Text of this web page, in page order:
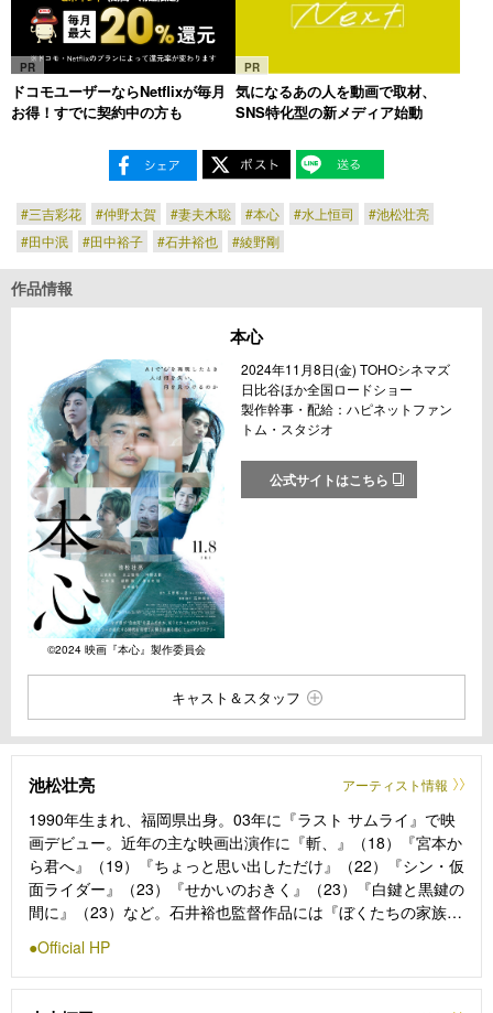
PR
ドコモユーザーならNetflixが毎月
お得！すでに契約中の方も
PR
気になるあの人を動画で取材、
SNS特化型の新メディア始動
#三吉彩花 #仲野太賀 #妻夫木聡 #本心 #水上恒司
#池松壮亮
#田中泯
#田中裕子 #石井裕也 #綾野剛
作品情報
本心
©︎2024 映画『本心』製作委員会
2024年11月8日(金) TOHOシネマズ
日比谷ほか全国ロードショー
製作幹事・配給：ハピネットファン
トム・スタジオ
公式サイトはこちら
キャスト＆スタッフ
池松壮亮 アーティスト情報
1990年生まれ、福岡県出身。03年に『ラスト サムライ』で映
画デビュー。近年の主な映画出演作に『斬、』（18）『宮本か
ら君へ』（19）『ちょっと思い出しただけ』（22）『シン・仮
面ライダー』（23）『せかいのおきく』（23）『白鍵と黒鍵の
間に』（23）など。石井裕也監督作品には『ぼくたちの家族』
ジアの天使』（21）『愛にイナズマ』（23）ほか多数の作品に
参加しており、今作が9作目のタッグとなる。テレビドラマ
Official HP